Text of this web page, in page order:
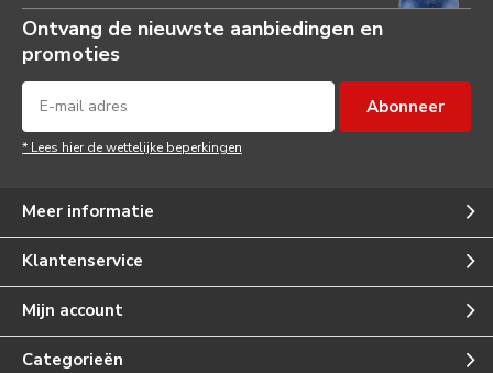
Ontvang de nieuwste aanbiedingen en
promoties
Abonneer
* Lees hier de wettelijke beperkingen
Meer informatie
Klantenservice
Mijn account
Categorieën